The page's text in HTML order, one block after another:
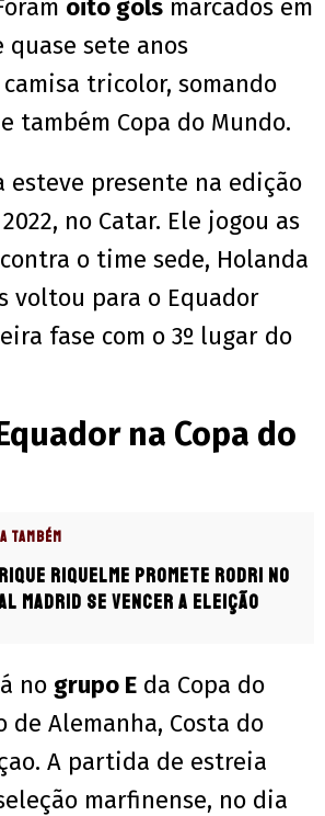
oito gols marcados em
quase sete anos
tricolor, somando
também Copa do Mundo.
esteve presente na edição
no Catar. Ele jogou as
o time sede, Holanda
voltou para o Equador
fase com o 3º lugar do
na Copa do
TAMBÉM
Riquelme promete Rodri no
Madrid se vencer a eleição
no grupo E da Copa do
de Alemanha, Costa do
A partida de estreia
marfinense, no dia